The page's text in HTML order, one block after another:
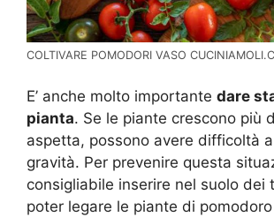
COLTIVARE POMODORI VASO
E’ anche molto importante dare
pianta. Se le piante crescono più
aspetta, possono avere difficoltà
gravità. Per prevenire questa
consigliabile inserire nel suolo dei
poter legare le piante di